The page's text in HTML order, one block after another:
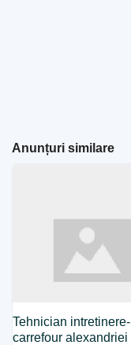
Anunțuri similare
Tehnician intretinere-
carrefour alexandriei